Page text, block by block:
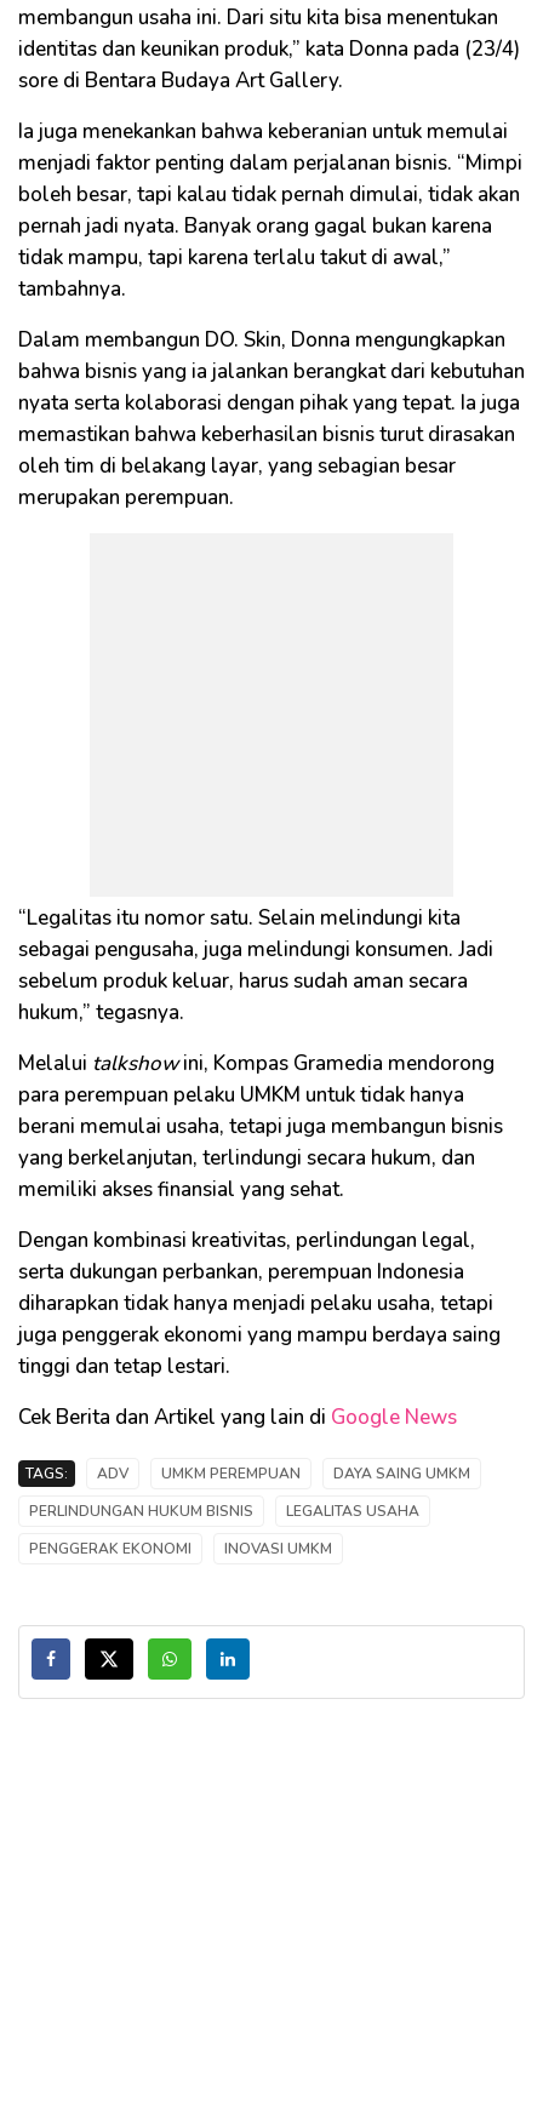
membangun usaha ini. Dari situ kita bisa menentukan
identitas dan keunikan produk,” kata Donna pada (23/4)
sore di Bentara Budaya Art Gallery.
Ia juga menekankan bahwa keberanian untuk memulai
menjadi faktor penting dalam perjalanan bisnis. “Mimpi
boleh besar, tapi kalau tidak pernah dimulai, tidak akan
pernah jadi nyata. Banyak orang gagal bukan karena
tidak mampu, tapi karena terlalu takut di awal,”
tambahnya.
Dalam membangun DO. Skin, Donna mengungkapkan
bahwa bisnis yang ia jalankan berangkat dari kebutuhan
nyata serta kolaborasi dengan pihak yang tepat. Ia juga
memastikan bahwa keberhasilan bisnis turut dirasakan
oleh tim di belakang layar, yang sebagian besar
merupakan perempuan.
“Legalitas itu nomor satu. Selain melindungi kita
sebagai pengusaha, juga melindungi konsumen. Jadi
sebelum produk keluar, harus sudah aman secara
hukum,” tegasnya.
Melalui talkshowini, Kompas Gramedia mendorong
para perempuan pelaku UMKM untuk tidak hanya
berani memulai usaha, tetapi juga membangun bisnis
yang berkelanjutan, terlindungi secara hukum, dan
memiliki akses finansial yang sehat.
Dengan kombinasi kreativitas, perlindungan legal,
serta dukungan perbankan, perempuan Indonesia
diharapkan tidak hanya menjadi pelaku usaha, tetapi
juga penggerak ekonomi yang mampu berdaya saing
tinggi dan tetap lestari.
Cek Berita dan Artikel yang lain di Google News
TAGS: ADV UMKM PEREMPUAN
DAYA SAING UMKM
PERLINDUNGAN HUKUM BISNIS
LEGALITAS USAHA
PENGGERAK EKONOMI
INOVASI UMKM